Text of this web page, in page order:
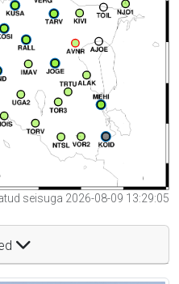
seisuga 2026-08-09 13:29:05